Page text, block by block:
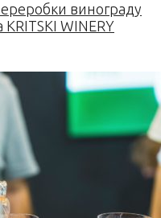
винограду
WINERY